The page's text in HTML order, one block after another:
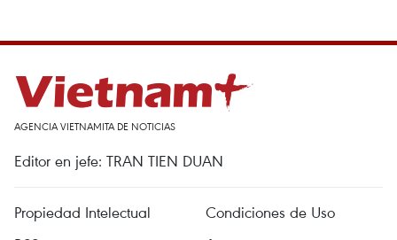
AGENCIA VIETNAMITA DE NOTICIAS
Editor en jefe: TRAN TIEN DUAN
Propiedad Intelectual
Condiciones de Uso